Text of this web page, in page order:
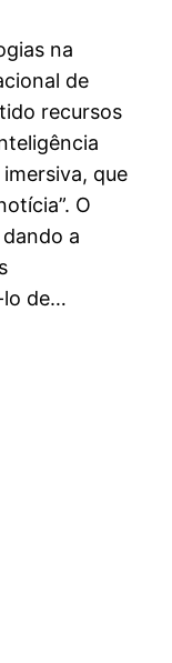
na
de
recursos
que
O
a
lo de…